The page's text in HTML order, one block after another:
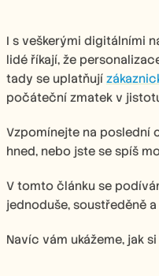
I s veškerými digitálními
lidé říkají, že
tady se uplatňují
počáteční zmatek v
Vzpomínejte na poslední
hned, nebo jste se spíš
V tomto článku se
jednoduše, soustředěně
Navíc vám ukážeme, jak